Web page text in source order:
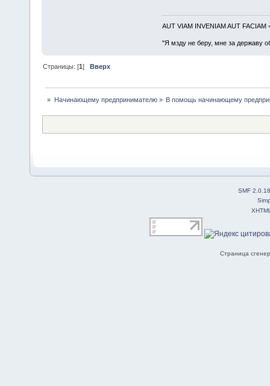
AUT VIAM INVENIAM AUT FACIAM
"Я мзду не беру, мне за державу
Страницы: [1] Вверх
» Начинающему предпринимателю» В помощь начинающему
SMF 2.0.18
Страница